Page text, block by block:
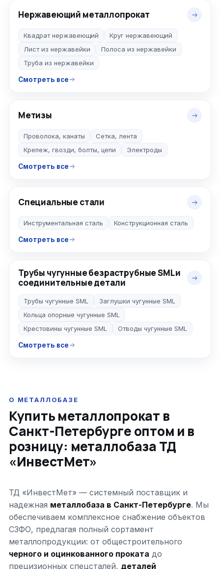
Нержавеющий металлопрокат
Квадрат нержавеющий
Круг нержавеющий
Лист из нержавейки
Полоса из нержавейки
Труба из нержавейки
Смотреть все
Метизы
Проволока, канаты
Сетка, лента
Крепеж, гвозди, болты, цепи
Электроды
Смотреть все
Специальные стали
Инструментальная сталь Конструкционная сталь
Смотреть все
Трубы чугунные безраструбные SML и
соединительные детали
Трубы чугунные SML
Заглушки чугунные SML
Кольца опорные чугунные SML
Крестовины чугунные SML
Отводы чугунные SML
Смотреть все
О МЕТАЛЛОБАЗЕ
Купить металлопрокат в
Санкт-Петербурге оптом и в
розницу: металлобаза ТД
«ИнвестМет»
ТД «ИнвестМет» — системный поставщик и
надежная металлобаза в Санкт-Петербурге. Мы
обеспечиваем комплексное снабжение объектов
СЗФО, предлагая полный сортамент
металлопродукции: от общестроительного
черного и оцинкованного проката до
прецизионных спецсталей, деталей